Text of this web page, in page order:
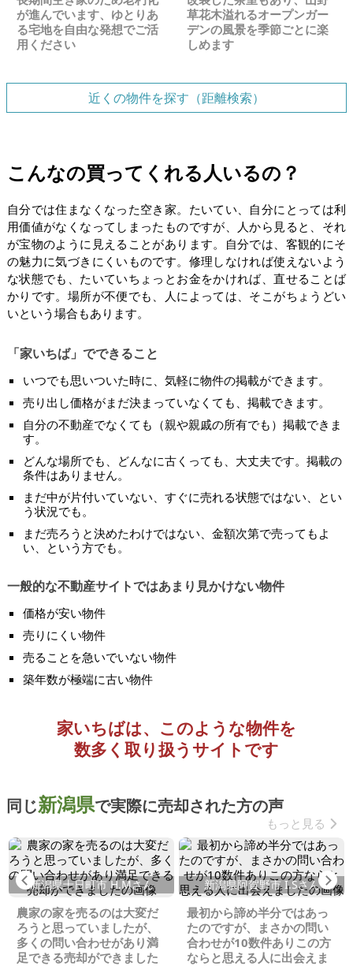
が進んでいます、ゆとりあ
る宅地を自由な発想でご活
用ください
草花木溢れるオープンガー
デンの風景を季節ごとに楽
しめます
近くの物件を探す（距離検索）
こんなの買ってくれる人いるの？
自分では住まなくなった空き家。たいてい、自分にとっては利
用価値がなくなってしまったものですが、人から見ると、それ
が宝物のように見えることがあります。自分では、客観的にそ
の魅力に気づきにくいものです。修理しなければ使えないよう
な状態でも、たいていちょっとお金をかければ、直せることば
かりです。場所が不便でも、人によっては、そこがちょうどい
いという場合もあります。
「家いちば」でできること
いつでも思いついた時に、気軽に物件の掲載ができます。
売り出し価格がまだ決まっていなくても、掲載できます。
自分の不動産でなくても（親や親戚の所有でも）掲載できま
す。
どんな場所でも、どんなに古くっても、大丈夫です。掲載の
条件はありません。
まだ中が片付いていない、すぐに売れる状態ではない、とい
う状況でも。
まだ売ろうと決めたわけではない、金額次第で売ってもよ
い、という方でも。
一般的な不動産サイトではあまり見かけない物件
価格が安い物件
売りにくい物件
売ることを急いでいない物件
築年数が極端に古い物件
家いちばは、このような物件を
数多く取り扱うサイトです
同じ新潟県で実際に売却された方の声
もっと見る
Previous
新潟県十日町市 H.Mさん
農家の家を売るのは大変だ
ろうと思っていましたが、
多くの問い合わせがあり満
足できる売却ができました
新潟県阿賀野市 I.Sさん
最初から諦め半分ではあっ
たのですが、まさかの問い
合わせが10数件ありこの方
ならと思える人に出会えま